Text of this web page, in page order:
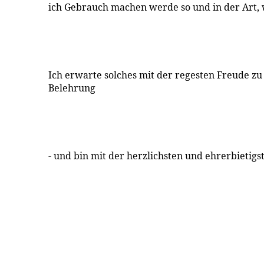
ich Gebrauch machen werde so und in der Art,
Ich erwarte solches mit der regesten Freude
Belehrung
- und bin mit der herzlichsten und